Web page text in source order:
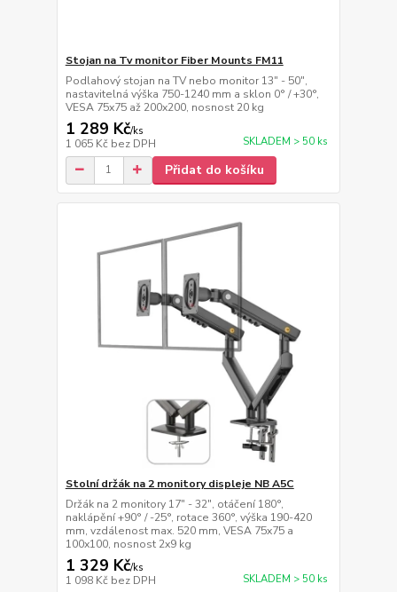
Stojan na Tv monitor Fiber Mounts FM11
Podlahový stojan na TV nebo monitor 13" - 50",
nastavitelná výška 750-1240 mm a sklon 0° / +30°,
VESA 75x75 až 200x200, nosnost 20 kg
1 289 Kč/ks
1 065 Kč bez DPH SKLADEM > 50 ks
Přidat do košíku
Stolní držák na 2 monitory displeje NB A5C
Držák na 2 monitory 17" - 32", otáčení 180°,
naklápění +90° / -25°, rotace 360°, výška 190-420
mm, vzdálenost max. 520 mm, VESA 75x75 a
100x100, nosnost 2x9 kg
1 329 Kč/ks
1 098 Kč bez DPH SKLADEM > 50 ks